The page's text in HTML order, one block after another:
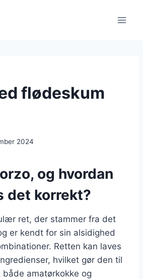
flødeskum
2024
og hvordan
det korrekt?
ret, der stammer fra det
er kendt for sin alsidighed
Retten kan laves
hvilket gør den til
amatørkokke og